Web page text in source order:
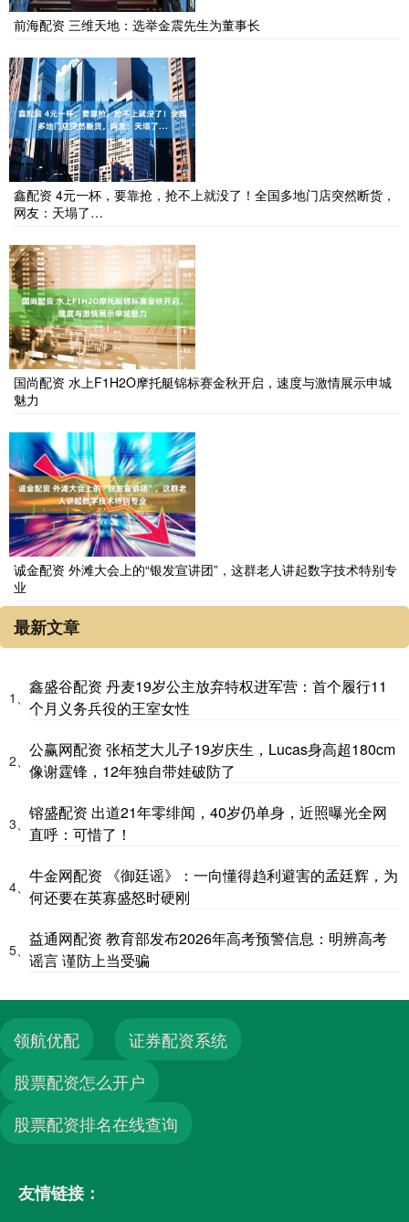
前海配资 三维天地：选举金震先生为董事长
鑫配资 4元一杯，要靠抢，抢不上就没了！全国多地门店突然断货，
网友：天塌了…
国尚配资 水上F1H2O摩托艇锦标赛金秋开启，速度与激情展示申城
魅力
诚金配资 外滩大会上的“银发宣讲团”，这群老人讲起数字技术特别专
业
最新文章
1、
鑫盛谷配资 丹麦19岁公主放弃特权进军营：首个履行11
个月义务兵役的王室女性
2、
公赢网配资 张栢芝大儿子19岁庆生，Lucas身高超180cm
像谢霆锋，12年独自带娃破防了
3、
镕盛配资 出道21年零绯闻，40岁仍单身，近照曝光全网
直呼：可惜了！
4、
牛金网配资 《御廷谣》：一向懂得趋利避害的孟廷辉，为
何还要在英寡盛怒时硬刚
5、
益通网配资 教育部发布2026年高考预警信息：明辨高考
谣言 谨防上当受骗
领航优配
证券配资系统
股票配资怎么开户
股票配资排名在线查询
友情链接：